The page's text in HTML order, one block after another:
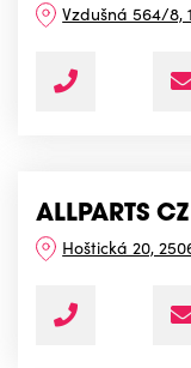
Vzdušná 564/8,
ALLPARTS
Hoštická 20,